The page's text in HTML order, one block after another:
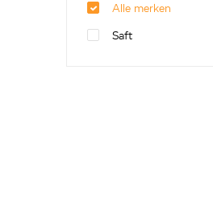
Alle merken
Saft